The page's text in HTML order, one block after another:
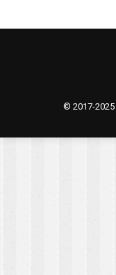
© 2017-2025